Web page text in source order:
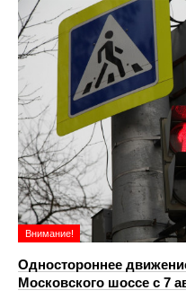
Внимание!
Одностороннее
Московского шоссе с 7